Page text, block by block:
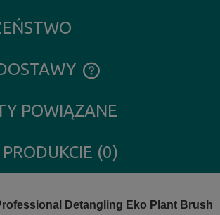
EWENTUALNYCH KOSZTÓW PŁATNOŚCI
POWIĄZANE
(0)
Detangling Eko Plant Brush